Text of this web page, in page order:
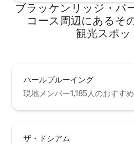
ブラッケンリッジ・パ
コース⁠周⁠辺⁠に⁠あ⁠るそ⁠
観⁠光⁠ス⁠ポ⁠ッ⁠
パールブルーイング
現地メンバー1,185人のおすすめ
ザ・ドシアム